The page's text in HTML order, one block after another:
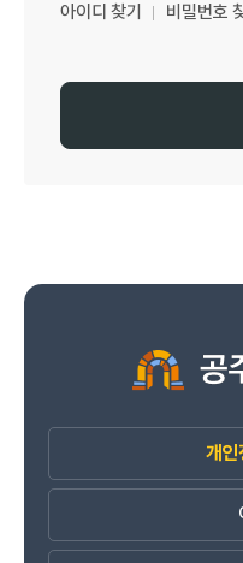
아이디 찾기 비밀번호
개인